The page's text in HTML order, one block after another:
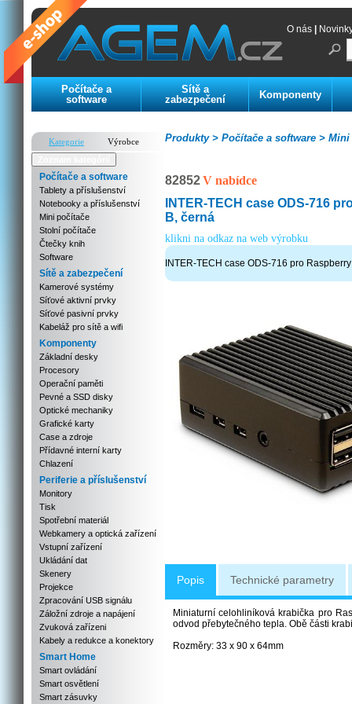
O nás
Počítače a
software
Sítě a
zabezpečení
Komponenty
Kategorie
Výrobce
Počítače a software
Tablety a příslušenství
Notebooky a příslušenství
Mini počítače
Stolní počítače
Čtečky knih
Software
Sítě a zabezpečení
Kamerové systémy
Síťové aktivní prvky
Síťové pasivní prvky
Kabeláž pro sítě a wifi
Komponenty
Základní desky
Procesory
Operační paměti
Pevné a SSD disky
Optické mechaniky
Grafické karty
Case a zdroje
Přídavné interní karty
Chlazení
Periferie a příslušenství
Monitory
Tisk
Spotřební materiál
Webkamery a optická zařízení
Vstupní zařízení
Ukládání dat
Skenery
Projekce
Zpracování USB signálu
Záložní zdroje a napájení
Zvuková zařízeni
Kabely a redukce a konektory
Smart Home
Smart ovládání
Smart osvětlení
Smart zásuvky
Mini
Počítače a software >
Produkty >
82852V nabídce
INTER-TECH case ODS-716
B, černá
klikni na odkaz na web výrobku
INTER-TECH case ODS-716 pro
Popis Technické parametry
Miniaturní celohliníková krabička pro
odvod přebytečného tepla. Obě části
Rozměry: 33 x 90 x 64mm